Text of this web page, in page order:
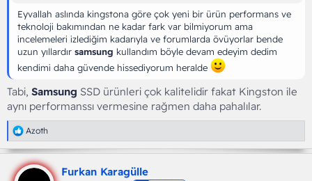
Eyvallah aslında kingstona göre çok yeni bir ürün performans ve
teknoloji bakımından ne kadar fark var bilmiyorum ama
incelemeleri izlediğim kadarıyla ve forumlarda övüyorlar bende
uzun yıllardır samsung kullandım böyle devam edeyim dedim
kendimi daha güvende hissediyorum heralde
Tabi, Samsung SSD ürünleri çok kalitelidir fakat Kingston ile
aynı performanssı vermesine rağmen daha pahalılar.
T
e
p
k
Azoth
Furkan Karagülle